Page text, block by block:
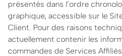
présentés dans l’ordre
graphique, accessible sur le
Client. Pour des raisons
actuellement contenir les
commandes de Services